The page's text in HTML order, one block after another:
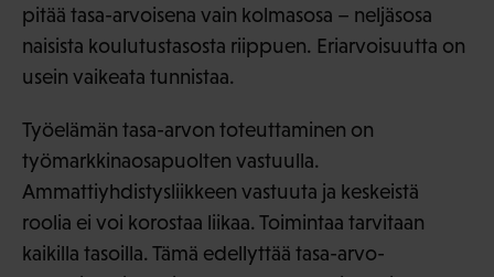
pitää tasa-arvoisena vain kolmasosa – neljäsosa
naisista koulutustasosta riippuen. Eriarvoisuutta on
usein vaikeata tunnistaa.
Työelämän tasa-arvon toteuttaminen on
työmarkkinaosapuolten vastuulla.
Ammattiyhdistysliikkeen vastuuta ja keskeistä
roolia ei voi korostaa liikaa. Toimintaa tarvitaan
kaikilla tasoilla. Tämä edellyttää tasa-arvo-